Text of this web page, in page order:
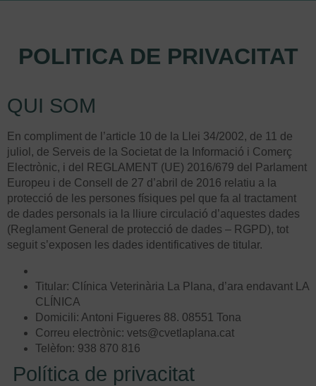
POLITICA DE PRIVACITAT
QUI SOM
En compliment de l’article 10 de la Llei 34/2002, de 11 de
juliol, de Serveis de la Societat de la Informació i Comerç
Electrònic, i del REGLAMENT (UE) 2016/679 del Parlament
Europeu i de Consell de 27 d’abril de 2016 relatiu a la
protecció de les persones físiques pel que fa al tractament
de dades personals ia la lliure circulació d’aquestes dades
(Reglament General de protecció de dades – RGPD), tot
seguit s’exposen les dades identificatives de titular.
Titular: Clínica Veterinària La Plana, d’ara endavant LA
CLÍNICA
Domicili: Antoni Figueres 88. 08551 Tona
Correu electrònic: vets@cvetlaplana.cat
Telèfon: 938 870 816
Política de privacitat